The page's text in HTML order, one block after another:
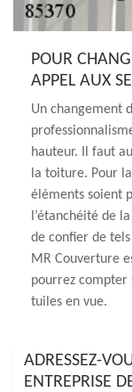
POUR
APPEL AUX
Un changement
hauteur. Il faut
la toiture. Pour
éléments soient
l’étanchéité de
de confier de
MR Couverture
pourrez compter
tuiles en vue.
ADRESSEZ-
ENTREPRISE